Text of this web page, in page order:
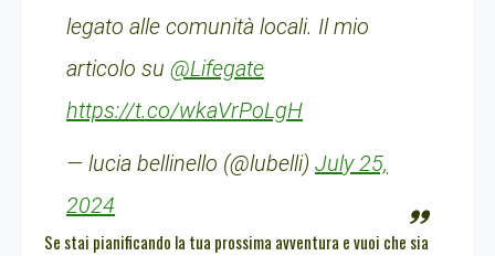
legato alle comunità locali. Il mio
articolo su @Lifegate
https://t.co/wkaVrPoLgH
— lucia bellinello (@lubelli) July 25,
2024
Se stai pianificando la tua prossima avventura e vuoi che sia